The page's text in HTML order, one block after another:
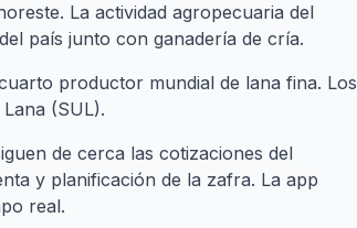
La actividad agropecuaria del
país junto con ganadería de cría.
productor mundial de lana fina. Los
(SUL).
de cerca las cotizaciones del
y planificación de la zafra. La app
real.